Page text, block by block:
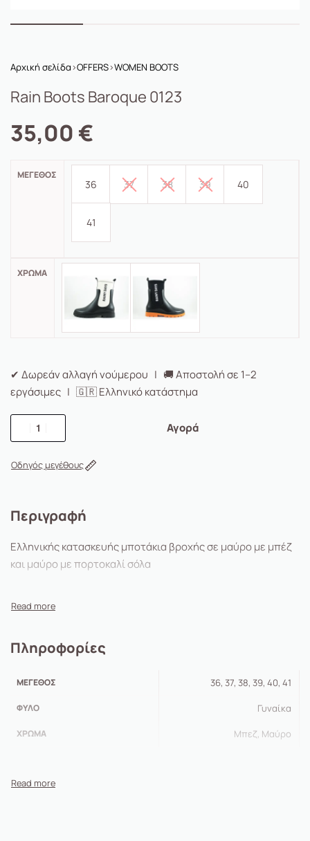
Αρχική σελίδα›OFFERS›WOMEN BOOTS
Rain Boots Baroque 0123
35,00 €
ΜΈΓΕΘΟΣ
36 37 38 39 40
41
ΧΡΏΜΑ
✔ Δωρεάν αλλαγή νούμερου | 🚚 Αποστολή σε 1–2
εργάσιμες | 🇬🇷 Ελληνικό κατάστημα
Αγορά
Οδηγός μεγέθους
Περιγραφή
Ελληνικής κατασκευής μποτάκια βροχής σε μαύρο με μπέζ
και μαύρο με πορτοκαλί σόλα
Πληροφορίες
ΜΈΓΕΘΟΣ 36, 37, 38, 39, 40, 41
ΦΎΛΟ Γυναίκα
ΧΡΏΜΑ Μπεζ, Μαύρο